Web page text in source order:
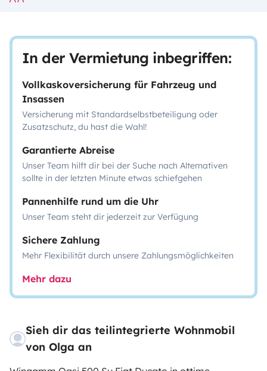
In der Vermietung inbegriffen:
Vollkaskoversicherung für Fahrzeug und
Insassen
Versicherung mit Standardselbstbeteiligung oder
Zusatzschutz, du hast die Wahl!
Garantierte Abreise
Unser Team hilft dir bei der Suche nach Alternativen
sollte in der letzten Minute etwas schiefgehen
Pannenhilfe rund um die Uhr
Unser Team steht dir jederzeit zur Verfügung
Sichere Zahlung
Mehr Flexibilität durch unsere Zahlungsmöglichkeiten
Mehr dazu
Sieh dir das teilintegrierte Wohnmobil
von Olga an